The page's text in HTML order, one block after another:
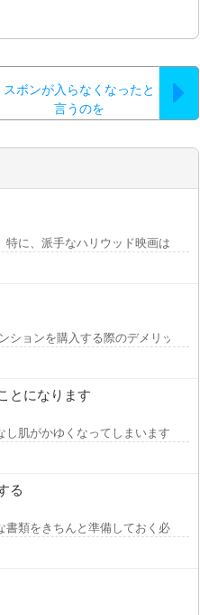
スボンが入らなくなったと
言うのを
特に、派手なハリウッド映画は頻繁
ションを購入する際のデメリット
とになります
し肌がかゆくなってしまいます。む
る
書類をきちんと準備しておく必要が